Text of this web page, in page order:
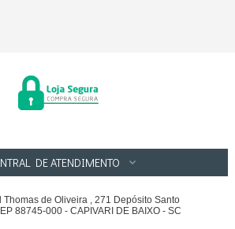
DE ATENDIMENTO
Thomas de Oliveira , 271 Depósito Santo
88745-000 - CAPIVARI DE BAIXO - SC